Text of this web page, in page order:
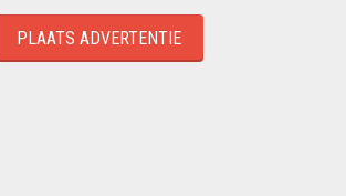
PLAATS ADVERTENTIE